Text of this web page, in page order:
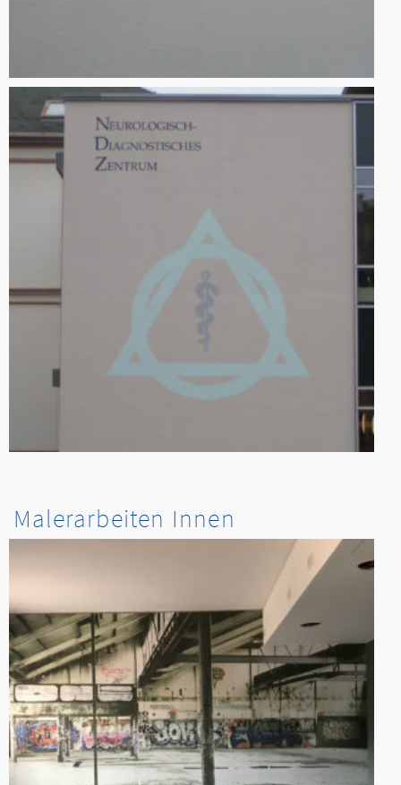
Malerarbeiten Innen